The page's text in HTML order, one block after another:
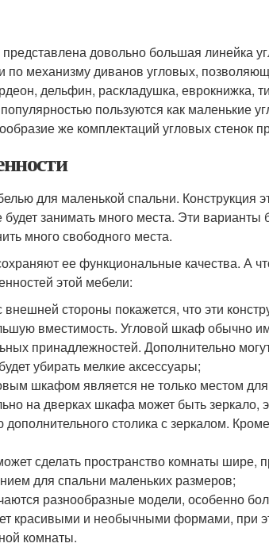
довольно большая линейка
по механизму диванов угловых,
дельфин, раскладушка, еврокнижка,
пользуются как маленькие
же комплектаций угловых стенок
для маленькой спальни. Конструкция
занимать много места. Эти варианты
много свободного места.
ее функциональные качества. А
этой мебели:
стороны покажется, что эти
вместимость. Угловой шкаф обычно
принадлежностей. Дополнительно
убирать мелкие аксессуары;
шкафом является не только местом
на дверках шкафа может быть зеркало,
столика с зеркалом.
сделать пространство комнаты шире,
для спальни маленьких размеров;
разнообразные модели, особенно
красивыми и необычными формами, при
комнаты.